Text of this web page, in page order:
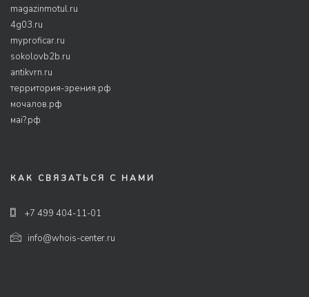
magazinmotul.ru
4g03.ru
myproficar.ru
sokolovb2b.ru
antikvrn.ru
территория-зрения.рф
мочалов.рф
маі?.рф
КАК СВЯЗАТЬСЯ С НАМИ
+7 499 404-11-01
info@whois-center.ru